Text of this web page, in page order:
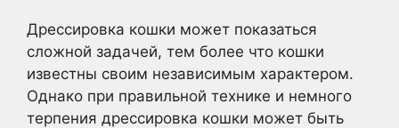
Дрессировка кошки может показаться
сложной задачей, тем более что кошки
известны своим независимым характером.
Однако при правильной технике и немного
терпения дрессировка кошки может быть